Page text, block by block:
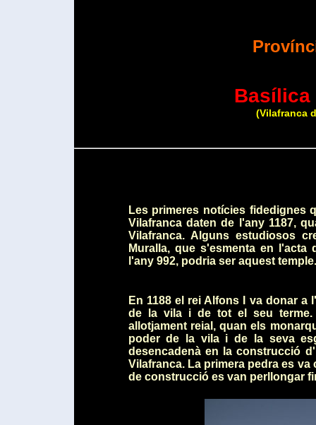
Basílica
(Vilafranca
Les primeres notícies fidedignes
Vilafranca daten de l'any 1187,
Vilafranca. Alguns estudiosos
Muralla, que s'esmenta en
l'any 992, podria ser aquest temple.
En 1188 el rei Alfons I va donar
de la vila i de tot el seu
allotjament reial, quan els
poder de la vila i de la seva
desencadenà en la construcció
Vilafranca. La primera pedra es va
de construcció es van perllongar